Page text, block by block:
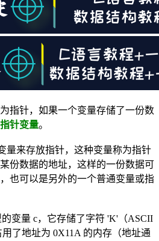
指针，如果一个变量存储了一份数
指针变量。
量来存放指针，这种变量称为指针
份数据的地址，这样的一份数据可
也可以是另外的一个普通变量或指
变量 c，它存储了字符 'K'（ASCII
了地址为 0X11A 的内存（地址通